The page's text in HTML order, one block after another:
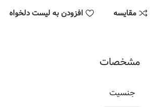
مقایسه افزودن به لیست دلخواه
مشخصات
جنسیت